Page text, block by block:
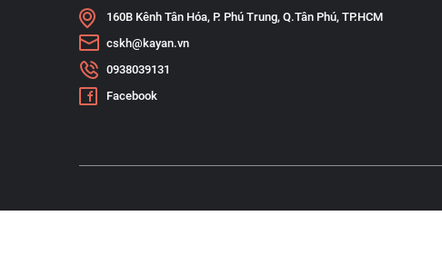
160B Kênh Tân Hóa, P. Phú Trung, Q.Tân Phú, TP.HCM
cskh@kayan.vn
0938039131
Facebook